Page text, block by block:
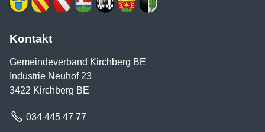
Kontakt
Gemeindeverband Kirchberg BE
Industrie Neuhof 23
3422 Kirchberg BE
034 445 47 77